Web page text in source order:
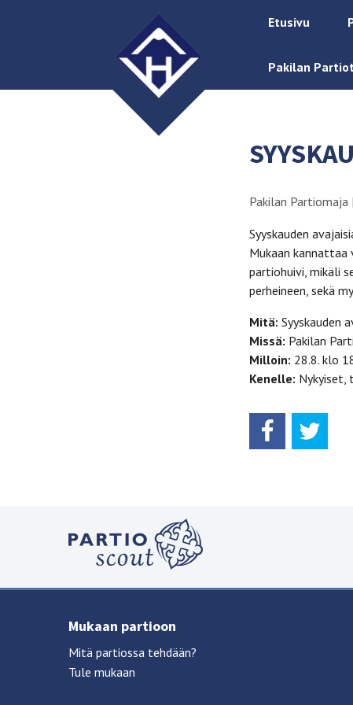
Etusivu
Pakilan
Pakilan Partiomaja |
Syyskauden
Mukaan
partiohuivi, mikäli
perheineen, sekä
Mitä: Syyskauden
Missä: Pakilan
Milloin: 28.8. klo
Kenelle: Nykyiset,
Mukaan partioon
Mitä partiossa tehdään?
Tule mukaan